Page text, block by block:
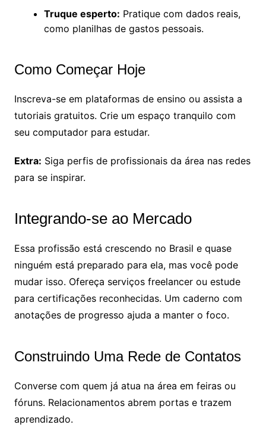
Truque esperto: Pratique com dados reais,
como planilhas de gastos pessoais.
Como Começar Hoje
Inscreva-se em plataformas de ensino ou assista a
tutoriais gratuitos. Crie um espaço tranquilo com
seu computador para estudar.
Extra: Siga perfis de profissionais da área nas redes
para se inspirar.
Integrando-se ao Mercado
Essa profissão está crescendo no Brasil e quase
ninguém está preparado para ela, mas você pode
mudar isso. Ofereça serviços freelancer ou estude
para certificações reconhecidas. Um caderno com
anotações de progresso ajuda a manter o foco.
Construindo Uma Rede de Contatos
Converse com quem já atua na área em feiras ou
fóruns. Relacionamentos abrem portas e trazem
aprendizado.